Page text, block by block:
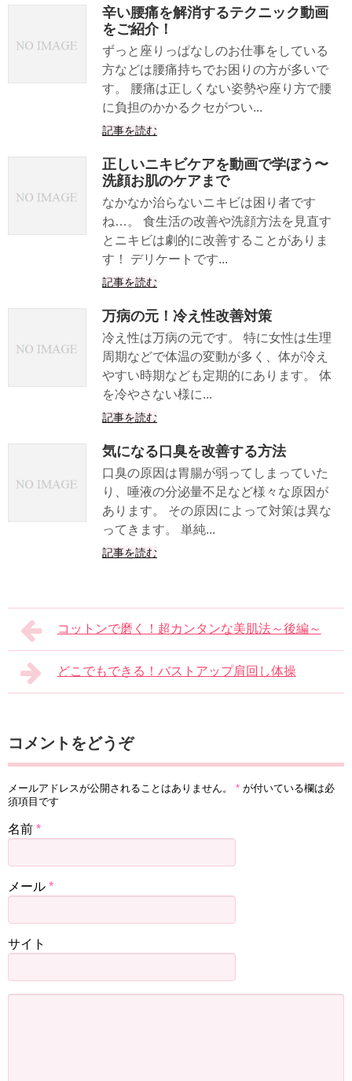
辛い腰痛を解消するテクニック動画
をご紹介！
ずっと座りっぱなしのお仕事をしている
方などは腰痛持ちでお困りの方が多いで
す。 腰痛は正しくない姿勢や座り方で腰
に負担のかかるクセがつい...
記事を読む
正しいニキビケアを動画で学ぼう〜
洗顔お肌のケアまで
なかなか治らないニキビは困り者です
ね…。 食生活の改善や洗顔方法を見直す
とニキビは劇的に改善することがありま
す！ デリケートです...
記事を読む
万病の元！冷え性改善対策
冷え性は万病の元です。 特に女性は生理
周期などで体温の変動が多く、体が冷え
やすい時期なども定期的にあります。 体
を冷やさない様に...
記事を読む
気になる口臭を改善する方法
口臭の原因は胃腸が弱ってしまっていた
り、唾液の分泌量不足など様々な原因が
あります。 その原因によって対策は異な
ってきます。 単純...
記事を読む
コットンで磨く！超カンタンな美肌法～後編～
どこでもできる！バストアップ肩回し体操
コメントをどうぞ
メールアドレスが公開されることはありません。 * が付いている欄は必
須項目です
名前 *
メール *
サイト